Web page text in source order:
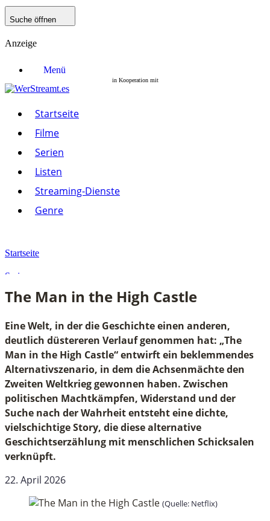
Suche öffnen
Anzeige
Menü
Startseite
Serien
Streaming-Dienste
Paramount+
Netflix
Alle anzeigen
Startseite
Filme
Serien
Listen
Streaming-Dienste
Genre
Startseite
Serien
The Man in the High Castle
The Man in the High Castle
Eine Welt, in der die Geschichte einen anderen,
deutlich düstereren Verlauf genommen hat: „The
Man in the High Castle“ entwirft ein beklemmendes
Alternativszenario, in dem die Achsenmächte den
Zweiten Weltkrieg gewonnen haben. Zwischen
politischen Machtkämpfen, Widerstand und der
Suche nach der Wahrheit entsteht eine dichte,
vielschichtige Story, die diese alternative
Geschichtserzählung mit menschlichen Schicksalen
verknüpft.
22. April 2026
(Quelle: Netflix)